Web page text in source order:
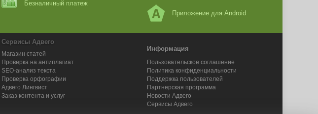
Безналичный платеж
Приложение для Android
Сервисы Адвего
Магазин статей
Проверка на антиплагиат
SEO-анализ текста
Проверка орфографии
Адвего Лингвист
Заказ контента и услуг
Информация
Пользовательское соглашение
Политика конфиденциальности
Поддержка пользователей
Партнерская программа
Новости Адвего
Сервисы Адвего